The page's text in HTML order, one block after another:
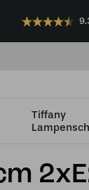
Tiffany
Deckenleuchte